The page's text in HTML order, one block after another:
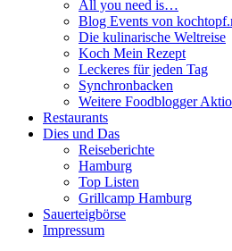
All you need is…
Blog Events von
Die kulinarische Weltreise
Koch Mein Rezept
Leckeres für jeden Tag
Synchronbacken
Weitere Foodblogger
Restaurants
Dies und Das
Reiseberichte
Hamburg
Top Listen
Grillcamp Hamburg
Sauerteigbörse
Impressum